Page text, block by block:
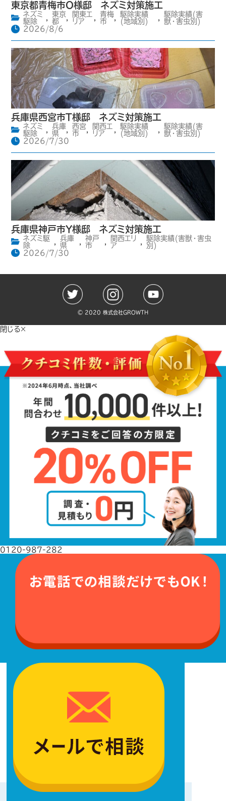
東京都青梅市O様邸 ネズミ対策施工
ネズミ
駆除
,
東京
都
,
関東エ
リア
,
青梅
市
,
駆除実績
(地域別)
,
駆除実績(害
獣・害虫別)
2026/8/6
兵庫県西宮市T様邸 ネズミ対策施工
ネズミ
駆除
,
兵庫
県
,
西宮
市
,
関西エ
リア
,
駆除実績
(地域別)
,
駆除実績(害
獣・害虫別)
2026/7/30
兵庫県神戸市Y様邸 ネズミ対策施工
ネズミ駆
除
兵庫
県
神戸
市
関西エリ
ア
駆除実績(害獣・害虫
別)
2026/7/30
©️ 2020 株式会社GROWTH
閉じる×
0120-987-282